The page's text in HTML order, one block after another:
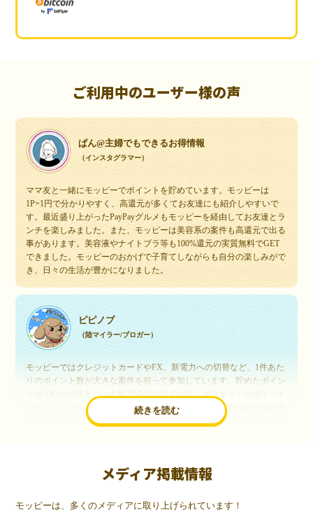
ご利用中のユーザー様の声
ぱん@主婦でもできるお得情報
（インスタグラマー）
ママ友と一緒にモッピーでポイントを貯めています。モッピーは
1P=1円で分かりやすく、高還元が多くてお友達にも紹介しやすいで
す。最近盛り上がったPayPayグルメもモッピーを経由してお友達とラ
ンチを楽しみました。また、モッピーは美容系の案件も高還元で出る
事があります。美容液やナイトブラ等も100%還元の実質無料でGET
できました。モッピーのおかげで子育てしながらも自分の楽しみがで
き、日々の生活が豊かになりました。
続きを読む
ピピノブ
（陸マイラー/ブロガー）
モッピーではクレジットカードやFX、新電力への切替など、1件あた
りのポイント数が大きな案件を狙って参加しています。貯めたポイン
交換しています。このようにすることで、ほぼ無料で年数回の国内旅
行や海外旅行を実現しています。モッピーは陸マイラーや旅行好きに
いつものネットショッピングが、モッピーでお得
（20代・女性）
メディア掲載情報
モッピーは、多くのメディアに取り上げられています！